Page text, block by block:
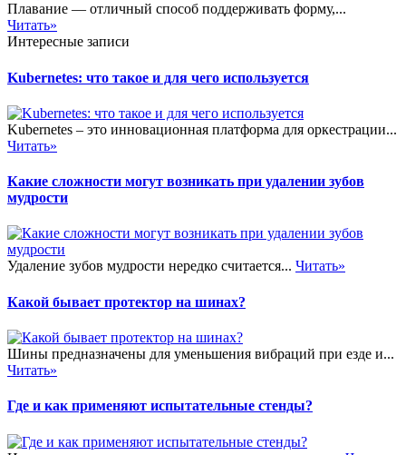
Плавание — отличный способ поддерживать форму,...
Читать»
Интересные записи
Kubernetes: что такое и для чего используется
Kubernetes – это инновационная платформа для оркестрации...
Читать»
Какие сложности могут возникать при удалении зубов
мудрости
Удаление зубов мудрости нередко считается... Читать»
Какой бывает протектор на шинах?
Шины предназначены для уменьшения вибраций при езде и...
Читать»
Где и как применяют испытательные стенды?